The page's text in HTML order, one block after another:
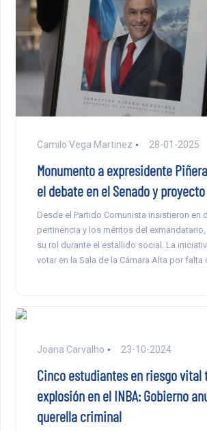
Camilo Vega Martinez 28-01-2025
Monumento a expresidente
el debate en el Senado y
Desde el Partido Comunista insistieron en
pertinencia y los méritos del
su rol durante el estallido social. La
votar en la Sala de la Cámara Alta por falta
Joana Carvalho 23-10-2024
Cinco estudiantes en riesgo vital
explosión en el INBA: Gobierno
querella criminal